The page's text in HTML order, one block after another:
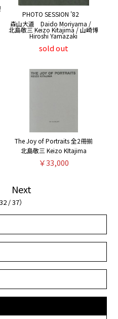
PHOTO SESSION '82
森山大道 Daido Moriyama /
北島敬三 Keizo Kitajima / 山崎博
Hiroshi Yamazaki
sold out
The Joy of Portraits 全2冊揃
北島敬三 Keizo KItajima
￥33,000
Next
/ 37）